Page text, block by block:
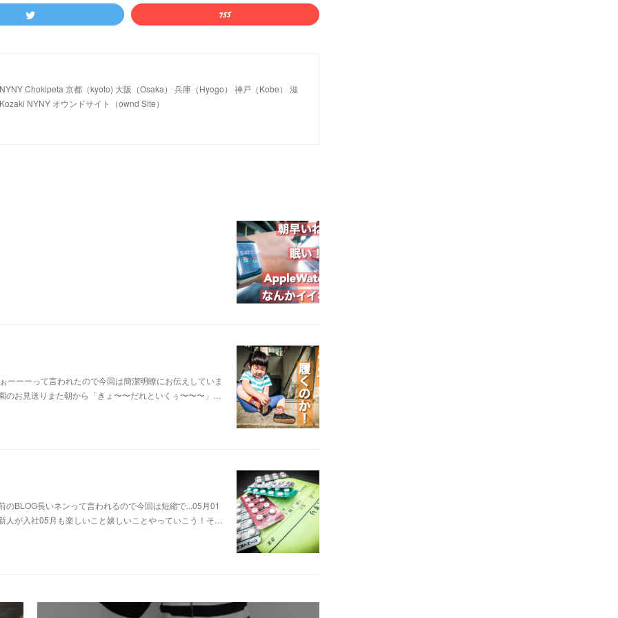
Chokipeta 京都（kyoto) 大阪（Osaka） 兵庫（Hyogo） 神戸（Kobe） 滋
NYNY オウンドサイト（ownd Site）
ーーって言われたので今回は簡潔明瞭にお伝えしていま
お見送りまた朝から「きょ〜〜だれといくぅ〜〜〜」…
BLOG長いネンって言われるので今回は短縮で...05月01
が入社05月も楽しいこと嬉しいことやっていこう！そ…